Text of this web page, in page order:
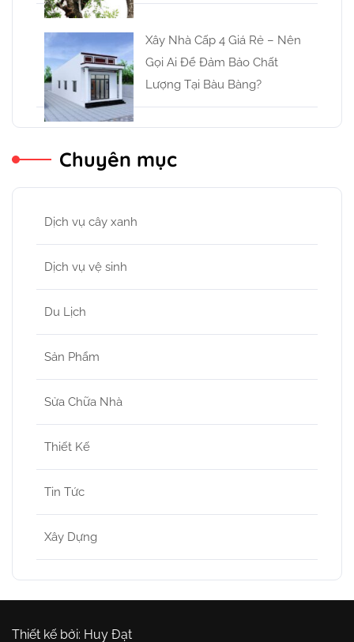
Xây Nhà Cấp 4 Giá Rẻ – Nên
Gọi Ai Để Đảm Bảo Chất
Lượng Tại Bàu Bàng?
Chuyên mục
Dịch vụ cây xanh
Dịch vụ vệ sinh
Du Lịch
Sản Phẩm
Sửa Chữa Nhà
Thiết Kế
Tin Tức
Xây Dựng
Thiết kế bởi: Huy Đạt